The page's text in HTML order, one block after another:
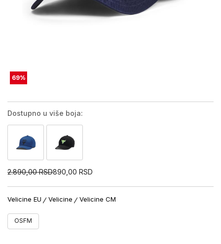
69%
Dostupno u više boja:
2.890,00 RSD890,00 RSD
Velicine EU Velicine Velicine CM
OSFM